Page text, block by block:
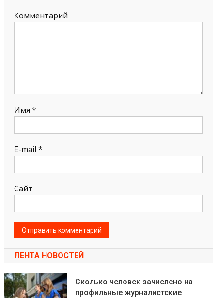
Комментарий
Имя *
E-mail *
Сайт
ЛЕНТА НОВОСТЕЙ
Сколько человек зачислено на
профильные журналистские